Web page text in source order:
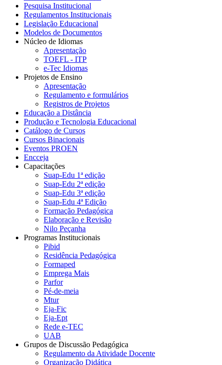
Pesquisa Institucional
Regulamentos Institucionais
Legislação Educacional
Modelos de Documentos
Núcleo de Idiomas
Apresentação
TOEFL - ITP
e-Tec Idiomas
Projetos de Ensino
Apresentação
Regulamento e formulários
Registros de Projetos
Educação a Distância
Produção e Tecnologia Educacional
Catálogo de Cursos
Cursos Binacionais
Eventos PROEN
Encceja
Capacitações
Suap-Edu 1ª edição
Suap-Edu 2ª edição
Suap-Edu 3ª edição
Suap-Edu 4ª Edição
Formação Pedagógica
Elaboração e Revisão
Nilo Peçanha
Programas Institucionais
Pibid
Residência Pedagógica
Formaped
Emprega Mais
Parfor
Pé-de-meia
Mtur
Eja-Fic
Eja-Ept
Rede e-TEC
UAB
Grupos de Discussão Pedagógica
Regulamento da Atividade Docente
Organização Didática